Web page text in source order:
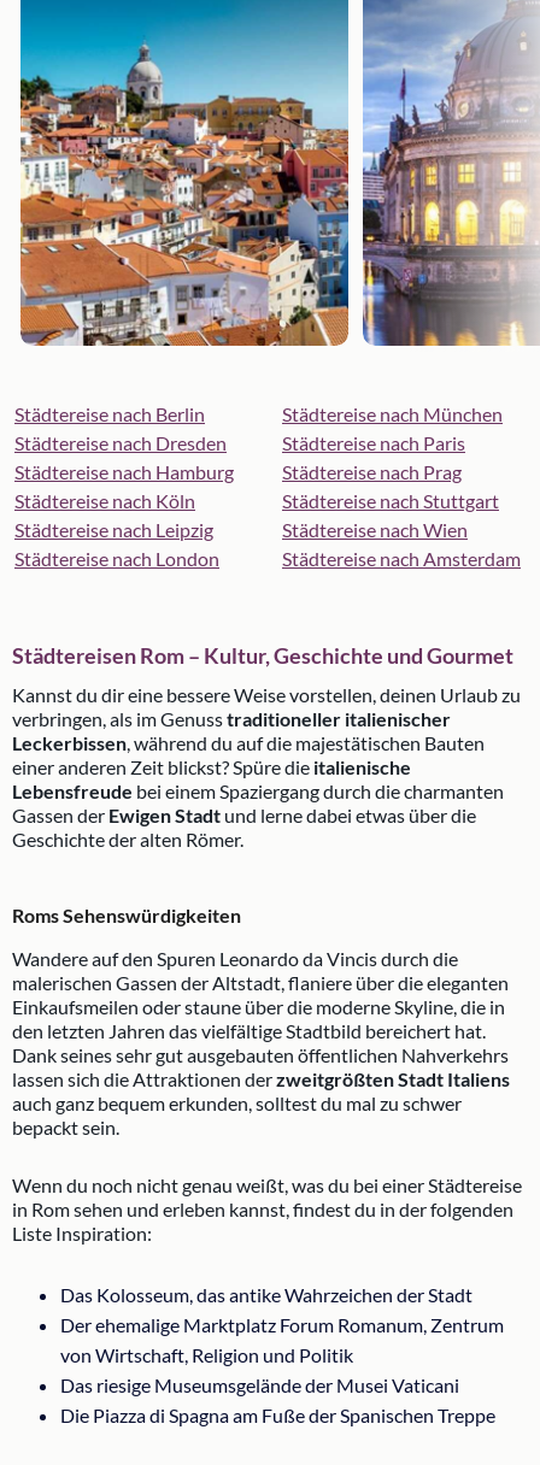
Städtereise nach Berlin
Städtereise nach Dresden
Städtereise nach Hamburg
Städtereise nach Köln
Städtereise nach Leipzig
Städtereise nach London
Städtereise nach München
Städtereise nach Paris
Städtereise nach Prag
Städtereise nach Stuttgart
Städtereise nach Wien
Städtereise nach Amsterdam
Städtereisen Rom – Kultur, Geschichte und Gourmet
Kannst du dir eine bessere Weise vorstellen, deinen Urlaub zu
verbringen, als im Genusstraditioneller italienischer
Leckerbissen, während du auf die majestätischen Bauten
einer anderen Zeit blickst? Spüre die italienische
Lebensfreude bei einem Spaziergang durch die charmanten
Gassen der Ewigen Stadt und lerne dabei etwas über die
Geschichte der alten Römer.
Roms Sehenswürdigkeiten
Wandere auf den Spuren Leonardo da Vincis durch die
malerischen Gassen der Altstadt, flaniere über die eleganten
Einkaufsmeilen oder staune über die moderne Skyline, die in
den letzten Jahren das vielfältige Stadtbild bereichert hat.
Dank seines sehr gut ausgebauten öffentlichen Nahverkehrs
lassen sich die Attraktionen derzweitgrößten Stadt Italiens
auch ganz bequem erkunden, solltest du mal zu schwer
bepackt sein.
Wenn du noch nicht genau weißt, was du bei einer Städtereise
in Rom sehen und erleben kannst, findest du in der folgenden
Liste Inspiration:
Das Kolosseum, das antike Wahrzeichen der Stadt
Der ehemalige Marktplatz Forum Romanum, Zentrum
von Wirtschaft, Religion und Politik
Das riesige Museumsgelände der Musei Vaticani
Die Piazza di Spagna am Fuße der Spanischen Treppe